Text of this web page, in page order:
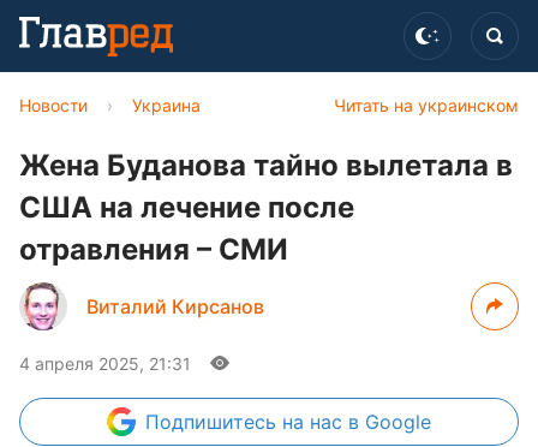
Читать на украинском
Новости › Украина
Жена Буданова тайно вылетала в
США на лечение после
отравления – СМИ
Виталий Кирсанов
4 апреля 2025, 21:31
Подпишитесь на нас в Google